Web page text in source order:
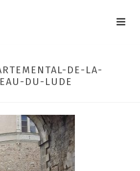
DE-LA-
DU-LUDE